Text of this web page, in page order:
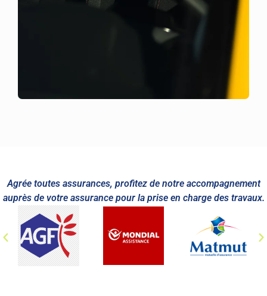
Agrée toutes assurances, profitez de notre accompagnement
auprès de votre assurance pour la prise en charge des travaux.